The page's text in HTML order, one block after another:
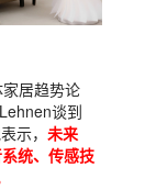
居趋势论
谈到
示，未来
统、传感技